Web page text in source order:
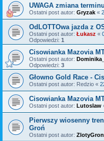
UWAGA zmiana
Ostatni post autor: Gryzak «
OdLOTTOwa jazda z
Ostatni post autor: Łukasz «
Odpowiedzi: 1
Cisowianka Mazovia
Ostatni post autor:
Odpowiedzi: 3
Głowno Gold Race -
Ostatni post autor: Redzio «
Cisowianka Mazovia
Ostatni post autor: Lutoslaw
Pierwszy wiosenny
Groń
Ostatni post autor: